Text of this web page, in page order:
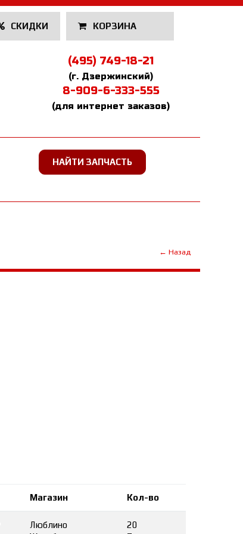
СКИДКИ КОРЗИНА
(495) 749-18-21
(г. Дзержинский)
8-909-6-333-555
(для интернет заказов)
← Назад
Магазин Кол-во
Люблино
20